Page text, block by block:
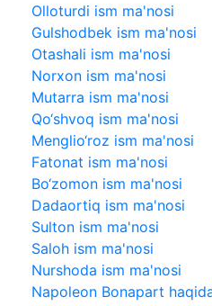
Olloturdi ism ma'nosi
Gulshodbek ism ma'nosi
Otashali ism ma'nosi
Norxon ism ma'nosi
Mutarra ism ma'nosi
Qo‘shvoq ism ma'nosi
Menglio‘roz ism ma'nosi
Fatonat ism ma'nosi
Bo‘zomon ism ma'nosi
Dadaortiq ism ma'nosi
Sulton ism ma'nosi
Saloh ism ma'nosi
Nurshoda ism ma'nosi
Napoleon Bonapart